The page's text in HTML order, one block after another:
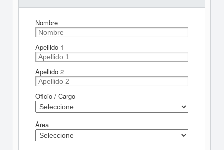
Nombre
Apellido 1
Apellido 2
Oficio / Cargo
Área